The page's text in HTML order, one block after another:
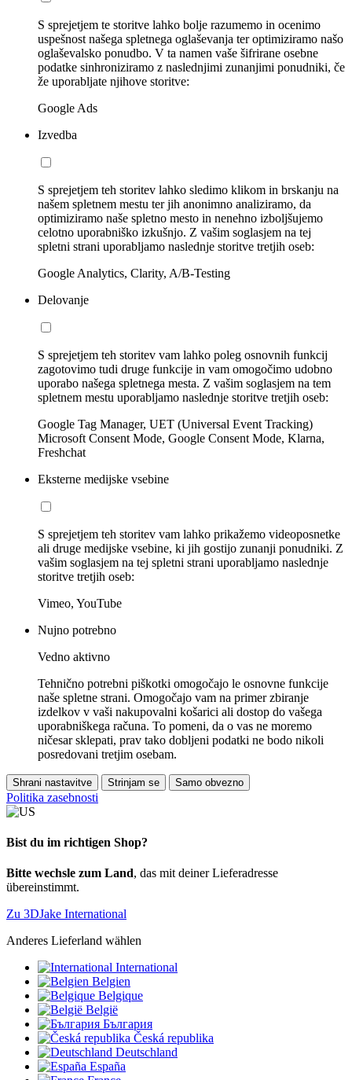
S sprejetjem te storitve lahko bolje razumemo in ocenimo
uspešnost našega spletnega oglaševanja ter optimiziramo našo
oglaševalsko ponudbo. V ta namen vaše šifrirane osebne
podatke sinhroniziramo z naslednjimi zunanjimi ponudniki, če
že uporabljate njihove storitve:
Google Ads
Izvedba
S sprejetjem teh storitev lahko sledimo klikom in brskanju na
našem spletnem mestu ter jih anonimno analiziramo, da
optimiziramo naše spletno mesto in nenehno izboljšujemo
celotno uporabniško izkušnjo. Z vašim soglasjem na tej
spletni strani uporabljamo naslednje storitve tretjih oseb:
Google Analytics, Clarity, A/B-Testing
Delovanje
S sprejetjem teh storitev vam lahko poleg osnovnih funkcij
zagotovimo tudi druge funkcije in vam omogočimo udobno
uporabo našega spletnega mesta. Z vašim soglasjem na tem
spletnem mestu uporabljamo naslednje storitve tretjih oseb:
Google Tag Manager, UET (Universal Event Tracking)
Microsoft Consent Mode, Google Consent Mode, Klarna,
Freshchat
Eksterne medijske vsebine
S sprejetjem teh storitev vam lahko prikažemo videoposnetke
ali druge medijske vsebine, ki jih gostijo zunanji ponudniki. Z
vašim soglasjem na tej spletni strani uporabljamo naslednje
storitve tretjih oseb:
Vimeo, YouTube
Nujno potrebno
Vedno aktivno
Tehnično potrebni piškotki omogočajo le osnovne funkcije
naše spletne strani. Omogočajo vam na primer zbiranje
izdelkov v vaši nakupovalni košarici ali dostop do vašega
uporabniškega računa. To pomeni, da o vas ne moremo
ničesar sklepati, prav tako dobljeni podatki ne bodo nikoli
posredovani tretjim osebam.
Shrani nastavitve Strinjam se Samo obvezno
Politika zasebnosti
Bist du im richtigen Shop?
Bitte wechsle zum Land, das mit deiner Lieferadresse
übereinstimmt.
Zu 3DJake International
Anderes Lieferland wählen
International
Belgien
Belgique
België
България
Česká republika
Deutschland
España